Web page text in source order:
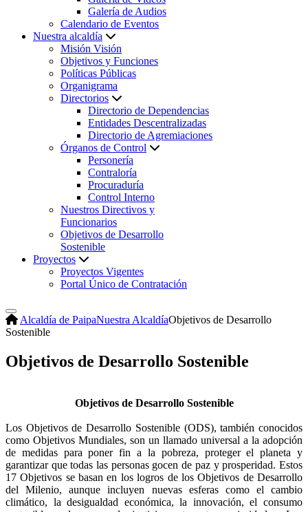
Galería de Audios
Calendario de Eventos
Nuestra alcaldía
Misión Visión
Objetivos y Funciones
Políticas Públicas
Organigrama
Directorios
Directorio de Dependencias
Entidades Descentralizadas
Directorio de Agremiaciones
Órganos de Control
Personería
Contraloría
Procuraduría
Control Interno
Nuestros Directivos y
Funcionarios
Objetivos de Desarrollo
Sostenible
Proyectos
Proyectos Vigentes
Portal Único de Contratación
Alcaldía de PaipaNuestra AlcaldíaObjetivos de Desarrollo
Sostenible
Objetivos de Desarrollo Sostenible
Objetivos de Desarrollo Sostenible​​
Los Objetivos de Desarrollo Sostenible (ODS), también conocidos
como Objetivos Mundiales, son un llamado universal a la adopción
de medidas para poner fin a la pobreza, proteger el planeta y
garantizar que todas las personas gocen de paz y prosperidad. Estos
17 Objetivos se basan en los logros de los Objetivos de Desarrollo
del Milenio, aunque incluyen nuevas esferas como el cambio
climático, la desigualdad económica, la innovación, el consumo